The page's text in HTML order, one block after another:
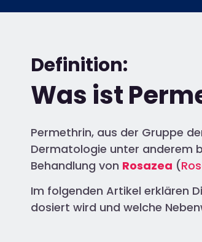
Definition:
Was ist
Permethrin, aus der Gruppe
Dermatologie unter anderem
Behandlung von Rosazea (
Im folgenden Artikel erklären
dosiert wird und welche